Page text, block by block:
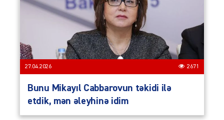
27.04.2026 2671
Bunu Mikayıl Cabbarovun təkidi ilə
etdik, mən əleyhinə idim